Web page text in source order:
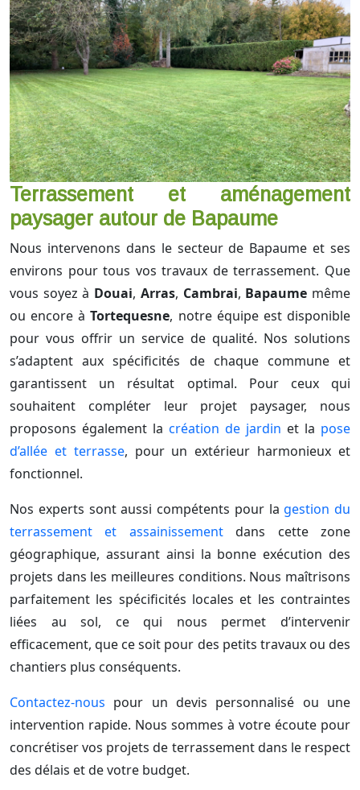
Terrassement et aménagement
paysager autour de Bapaume
Nous intervenons dans le secteur de Bapaume et ses
environs pour tous vos travaux de terrassement. Que
vous soyez à Douai, Arras, Cambrai, Bapaume même
ou encore àTortequesne, notre équipe est disponible
pour vous offrir un service de qualité. Nos solutions
s’adaptent aux spécificités de chaque commune et
garantissent un résultat optimal. Pour ceux qui
souhaitent compléter leur projet paysager, nous
proposons également la création de jardin et la pose
d’allée et terrasse, pour un extérieur harmonieux et
fonctionnel.
Nos experts sont aussi compétents pour la gestion du
terrassement et assainissementdans cette zone
géographique, assurant ainsi la bonne exécution des
projets dans les meilleures conditions. Nous maîtrisons
parfaitement les spécificités locales et les contraintes
liées au sol, ce qui nous permet d’intervenir
efficacement, que ce soit pour des petits travaux ou des
chantiers plus conséquents.
Contactez-nous pour un devis personnalisé ou une
intervention rapide. Nous sommes à votre écoute pour
concrétiser vos projets de terrassement dans le respect
des délais et de votre budget.